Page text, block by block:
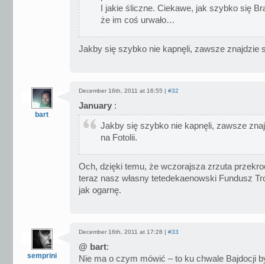
I jakie śliczne. Ciekawe, jak szybko się
że im coś urwało…
Jakby się szybko nie kapnęli, zawsze znajdzie
bart
December 16th, 2011 at 16:55 | #32
January :
Jakby się szybko nie kapnęli, zawsze
na Fotolii.
Och, dzięki temu, że wczorajsza zrzuta
teraz nasz własny tetedekaenowski Fundusz
jak ogarnę.
semprini
December 16th, 2011 at 17:28 | #33
@ bart:
Nie ma o czym mówić – to ku chwale Bajdocji